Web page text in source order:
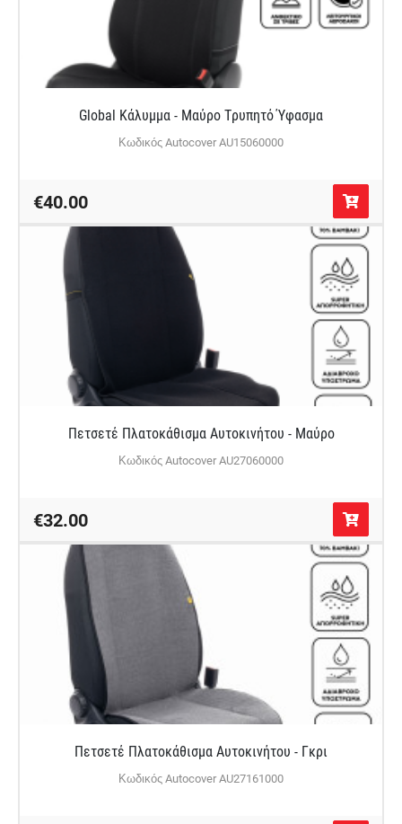
Global Κάλυμμα - Μαύρο Τρυπητό Ύφασμα
Κωδικός Autocover AU15060000
€40.00
Πετσετέ Πλατοκάθισμα Αυτοκινήτου - Μαύρο
Κωδικός Autocover AU27060000
€32.00
Πετσετέ Πλατοκάθισμα Αυτοκινήτου - Γκρι
Κωδικός Autocover AU27161000